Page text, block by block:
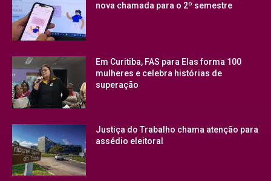
nova chamada para o 2º semestre
Em Curitiba, FAS para Elas forma 100
mulheres e celebra histórias de
superação
Justiça do Trabalho chama atenção para
assédio eleitoral